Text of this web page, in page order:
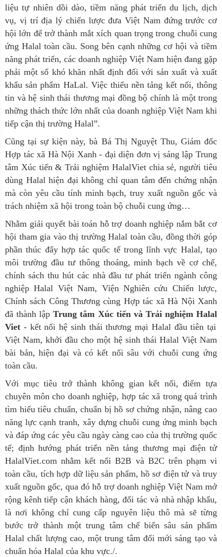
liệu tự nhiên dồi dào, tiềm năng phát triển du lịch, dịch
vụ, vị trí địa lý chiến lược đưa Việt Nam đứng trước cơ
hội lớn để trở thành mắt xích quan trọng trong chuỗi cung
ứng Halal toàn cầu. Song bên cạnh những cơ hội và tiềm
năng phát triển, các doanh nghiệp Việt Nam hiện đang gặp
phải mộtsố khó khăn nhất định đối với sản xuất và xuất
khẩu sản phẩm HaLal. Việc thiếu nền tảng kết nối, thông
tin và hệ sinh thái thương mại đồng bộ chính là mộttrong
những thách thức lớn nhất của doanh nghiệp Việt Nam khi
tiếp cận thị trường Halal”.
Cũng tại sự kiện này, bà Bá Thị Nguyệt Thu, Giám đốc
Hợp tác xã Hà Nội Xanh - đại diện đơn vị sáng lập Trung
tâm Xúc tiến & Trải nghiệm HalalViet chia sẻ, người tiêu
dùng Halal hiện đại không chỉ quan tâm đến chứng nhận
mà còn yêu cầu tính minh bạch, truy xuất nguồn gốc và
trách nhiệm xã hội trong toàn bộ chuỗi cung ứng…
Nhằm giải quyết bài toán hỗ trợ doanh nghiệp nắm bắt cơ
hội tham gia vào thị trườngHalal toàn cầu, đồng thời góp
phần thúc đẩy hợp tác quốc tế trong lĩnh vực Halal, tạo
môi trường đầu tư thông thoáng, minh bạch về cơ chế,
chính sách thu hút các nhà đầu tư phát triển ngành công
nghiệpHalal Việt Nam, Viện Nghiên cứu Chiến lược,
Chính sách Công Thươngcùng Hợp tác xã Hà NộiXanh
đã thành lậpTrung tâm Xúc tiến và Trải nghiệm Halal
Viet - kết nối hệ sinh thái thương mại Halal đầu tiên tại
Việt Nam, khởi đầu cho một hệ sinh thái Halal Việt Nam
bài bản, hiện đại và có kết nối sâu với chuỗi cung ứng
toàn cầu.
Với mục tiêu trở thành không gian kết nối, điểm tựa
chuyên môn cho doanh nghiệp, hợp tác xã trong quá trình
tìm hiểu tiêu chuẩn, chuẩn bị hồ sơ chứng nhận, nâng cao
năng lực cạnh tranh, xây dựng chuỗi cung ứng minh bạch
và đáp ứng các yêu cầu ngày càng cao của thị trường quốc
tế; định hướng phát triển nền tảng thương mại điện tử
HalalViet.com nhằm kết nối B2B và B2C trên phạm vi
toàn cầu, tích hợp dữ liệu sản phẩm, hồ sơ điện tử và truy
xuất nguồn gốc, qua đó hỗ trợ doanh nghiệp Việt Nam mở
rộng kênh tiếp cận khách hàng, đối tác và nhà nhập khẩu,
là nơi không chỉ cung cấp nguyên liệu thô mà sẽ từng
bước trở thành một trung tâm chế biến sâu sản phẩm
Halal chất lượng cao, một trung tâm đổi mới sáng tạo và
chuẩn hóa Halal của khu vực./.